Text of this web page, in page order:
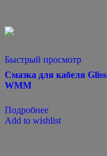
Быстрый просмотр
Смазка для кабеля Gliss
WMM
Подробнее
Add to wishlist